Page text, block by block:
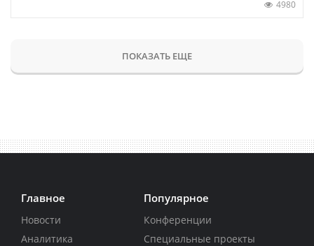
4980
ПОКАЗАТЬ ЕЩЕ
Главное
Новости
Аналитика
Популярное
Конференции
Специальные проекты